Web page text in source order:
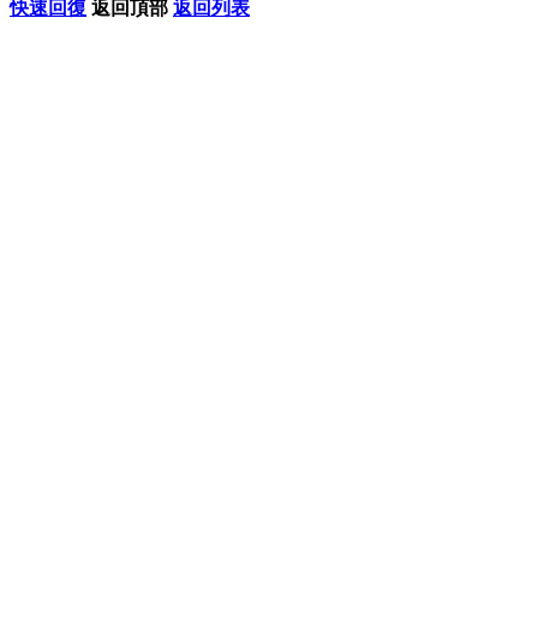
快速回復 返回頂部 返回列表